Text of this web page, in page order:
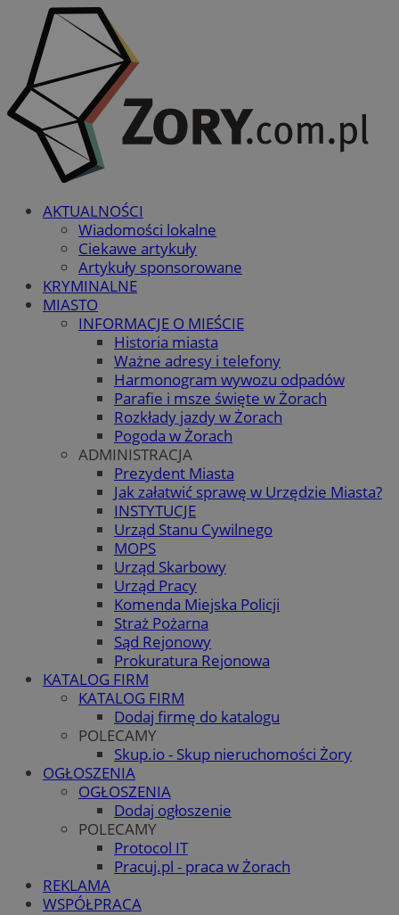
AKTUALNOŚCI
Wiadomości lokalne
Ciekawe artykuły
Artykuły sponsorowane
KRYMINALNE
MIASTO
INFORMACJE O MIEŚCIE
Historia miasta
Ważne adresy i telefony
Harmonogram wywozu odpadów
Parafie i msze święte w Żorach
Rozkłady jazdy w Żorach
Pogoda w Żorach
ADMINISTRACJA
Prezydent Miasta
Jak załatwić sprawę w Urzędzie Miasta?
INSTYTUCJE
Urząd Stanu Cywilnego
MOPS
Urząd Skarbowy
Urząd Pracy
Komenda Miejska Policji
Straż Pożarna
Sąd Rejonowy
Prokuratura Rejonowa
KATALOG FIRM
KATALOG FIRM
Dodaj firmę do katalogu
POLECAMY
Skup.io - Skup nieruchomości Żory
OGŁOSZENIA
OGŁOSZENIA
Dodaj ogłoszenie
POLECAMY
Protocol IT
Pracuj.pl - praca w Żorach
REKLAMA
WSPÓŁPRACA